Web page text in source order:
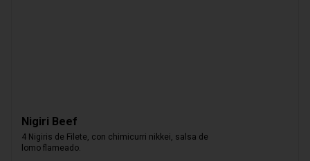
Nigiri Beef
4 Nigiris de Filete, con chimicurri nikkei, salsa de
lomo flameado.